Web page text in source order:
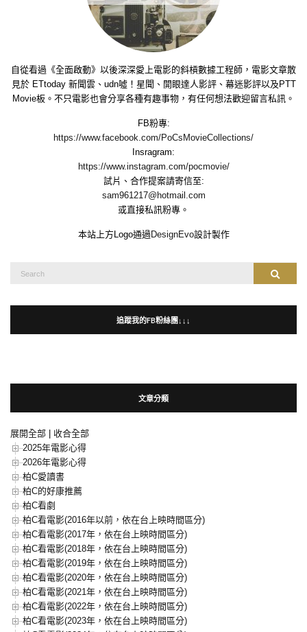
自從看過《全面啟動》以後深深愛上電影的斜槓數據工程師，電影文章散
見於 ETtoday 新聞雲、udn噓！星聞、開眼達人影評、幕迷影評以及PTT
Movie板。不只電影也會分享各種有趣事物，有任何想法歡迎留言私訊。
FB粉專:
https://www.facebook.com/PoCsMovieCollections/
Insragram:
https://www.instagram.com/pocmovie/
試片、合作提案請寄信至:
sam961217@hotmail.com
或直接私訊粉專。
本站上方Logo通過 DesignEvo設計製作
Search
Search
追蹤我的FB粉絲團↓↓↓
文章分類
展開全部
收合全部
2025年電影心得
2026年電影心得
柏C愛讀書
柏C的好康推薦
柏C看劇
柏C看電影(2016年以前，依在台上映時間區分)
柏C看電影(2017年，依在台上映時間區分)
柏C看電影(2018年，依在台上映時間區分)
柏C看電影(2019年，依在台上映時間區分)
柏C看電影(2020年，依在台上映時間區分)
柏C看電影(2021年，依在台上映時間區分)
柏C看電影(2022年，依在台上映時間區分)
柏C看電影(2023年，依在台上映時間區分)